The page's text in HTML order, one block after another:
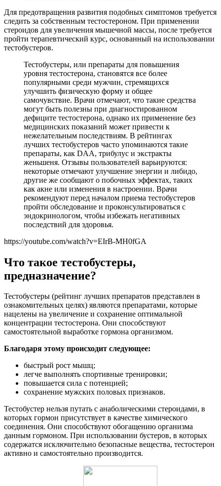
Для предотвращения развития подобных симптомов требуется
следить за собственным тестостероном. При применении
стероидов для увеличения мышечной массы, после требуется
пройти терапевтический курс, основанный на использовании
тестобустеров.
Тестобустеры, или препараты для повышения
уровня тестостерона, становятся все более
популярными среди мужчин, стремящихся
улучшить физическую форму и общее
самочувствие. Врачи отмечают, что такие средства
могут быть полезны при диагностированном
дефиците тестостерона, однако их применение без
медицинских показаний может привести к
нежелательным последствиям. В рейтингах
лучших тестобустеров часто упоминаются такие
препараты, как DAA, трибулус и экстракты
женьшеня. Отзывы пользователей варьируются:
некоторые отмечают улучшение энергии и либидо,
другие же сообщают о побочных эффектах, таких
как акне или изменения в настроении. Врачи
рекомендуют перед началом приема тестобустеров
пройти обследование и проконсультироваться с
эндокринологом, чтобы избежать негативных
последствий для здоровья.
https://youtube.com/watch?v=EIrB-MH0fGA
Что такое тестобустеры,
предназначение?
Тестобустеры (рейтинг лучших препаратов представлен в
ознакомительных целях) являются препаратами, которые
нацелены на увеличение и сохранение оптимальной
концентрации тестостерона. Они способствуют
самостоятельной выработке гормона организмом.
Благодаря этому происходит следующее:
быстрый рост мышц;
легче выполнять спортивные тренировки;
повышается сила с потенцией;
сохранение мужских половых признаков.
Тестобустер нельзя путать с анаболическими стероидами, в
которых гормон присутствует в качестве химического
соединения. Они способствуют обогащению организма
данным гормоном. При использовании бустеров, в которых
содержатся исключительно безопасные вещества, тестостерон
активно и самостоятельно производится.